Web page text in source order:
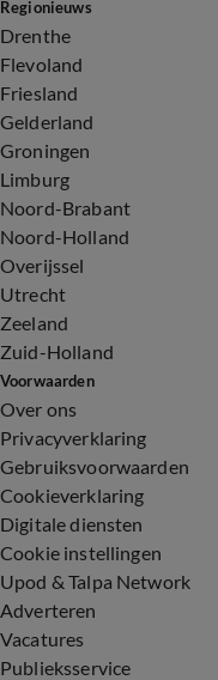
Regionieuws
Drenthe
Flevoland
Friesland
Gelderland
Groningen
Limburg
Noord-Brabant
Noord-Holland
Overijssel
Utrecht
Zeeland
Zuid-Holland
Voorwaarden
Over ons
Privacyverklaring
Gebruiksvoorwaarden
Cookieverklaring
Digitale diensten
Cookie instellingen
Upod & Talpa Network
Adverteren
Vacatures
Publieksservice